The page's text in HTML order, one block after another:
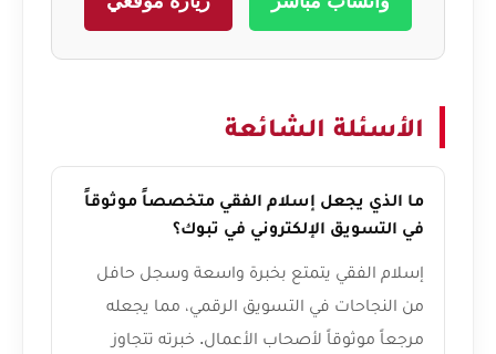
الأسئلة الشائعة
ما الذي يجعل إسلام الفقي متخصصاً موثوقاً
في التسويق الإلكتروني في تبوك؟
إسلام الفقي يتمتع بخبرة واسعة وسجل حافل
من النجاحات في التسويق الرقمي، مما يجعله
مرجعاً موثوقاً لأصحاب الأعمال. خبرته تتجاوز